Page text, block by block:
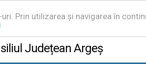
Prin utilizarea și navigarea în
Județean Argeș